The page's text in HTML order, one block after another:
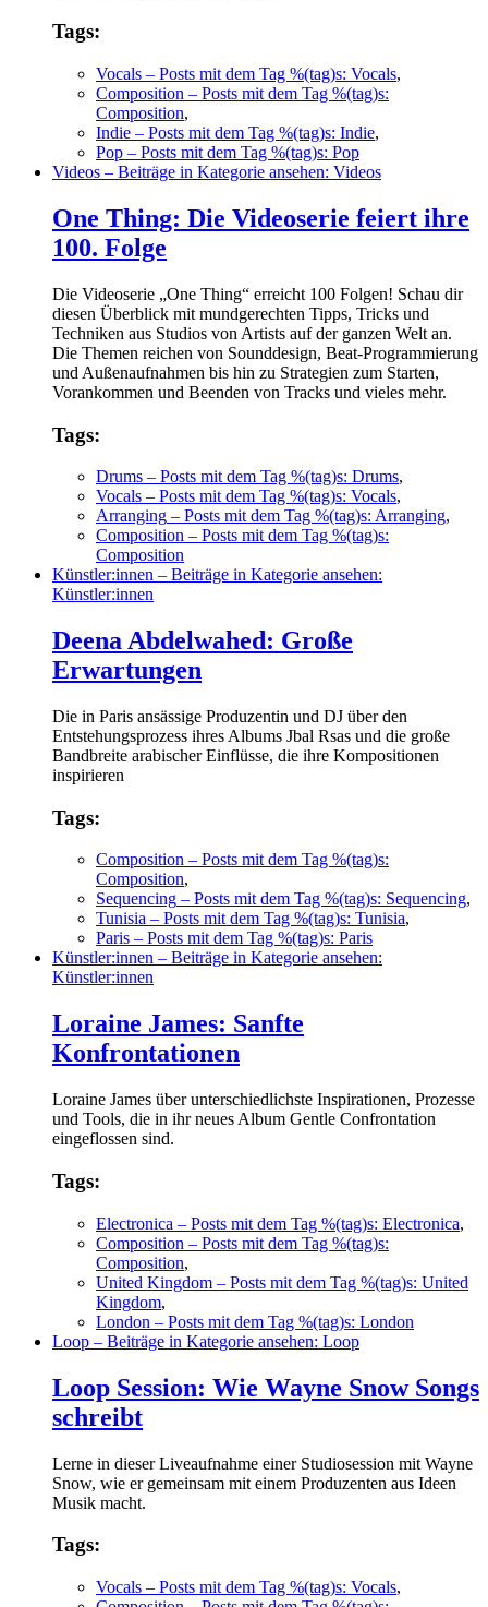
Tags:
Vocals – Posts mit dem Tag %(tag)s: Vocals,
Composition – Posts mit dem Tag %(tag)s:
Composition,
Indie – Posts mit dem Tag %(tag)s: Indie,
Pop – Posts mit dem Tag %(tag)s: Pop
Videos – Beiträge in Kategorie ansehen: Videos
One Thing: Die Videoserie feiert ihre
100. Folge
Die Videoserie „One Thing“ erreicht 100 Folgen! Schau dir
diesen Überblick mit mundgerechten Tipps, Tricks und
Techniken aus Studios von Artists auf der ganzen Welt an.
Die Themen reichen von Sounddesign, Beat-Programmierung
und Außenaufnahmen bis hin zu Strategien zum Starten,
Vorankommen und Beenden von Tracks und vieles mehr.
Tags:
Drums – Posts mit dem Tag %(tag)s: Drums,
Vocals – Posts mit dem Tag %(tag)s: Vocals,
Arranging – Posts mit dem Tag %(tag)s: Arranging,
Composition – Posts mit dem Tag %(tag)s:
Composition
Künstler:innen – Beiträge in Kategorie ansehen:
Künstler:innen
Deena Abdelwahed: Große
Erwartungen
Die in Paris ansässige Produzentin und DJ über den
Entstehungsprozess ihres Albums Jbal Rsas und die große
Bandbreite arabischer Einflüsse, die ihre Kompositionen
inspirieren
Tags:
Composition – Posts mit dem Tag %(tag)s:
Composition,
Sequencing – Posts mit dem Tag %(tag)s: Sequencing,
Tunisia – Posts mit dem Tag %(tag)s: Tunisia,
Paris – Posts mit dem Tag %(tag)s: Paris
Künstler:innen – Beiträge in Kategorie ansehen:
Künstler:innen
Loraine James: Sanfte
Konfrontationen
Loraine James über unterschiedlichste Inspirationen, Prozesse
und Tools, die in ihr neues Album Gentle Confrontation
eingeflossen sind.
Tags:
Electronica – Posts mit dem Tag %(tag)s: Electronica,
Composition – Posts mit dem Tag %(tag)s:
Composition,
United Kingdom – Posts mit dem Tag %(tag)s: United
Kingdom,
London – Posts mit dem Tag %(tag)s: London
Loop – Beiträge in Kategorie ansehen: Loop
Loop Session: Wie Wayne Snow Songs
schreibt
Lerne in dieser Liveaufnahme einer Studiosession mit Wayne
Snow, wie er gemeinsam mit einem Produzenten aus Ideen
Musik macht.
Tags:
Vocals – Posts mit dem Tag %(tag)s: Vocals,